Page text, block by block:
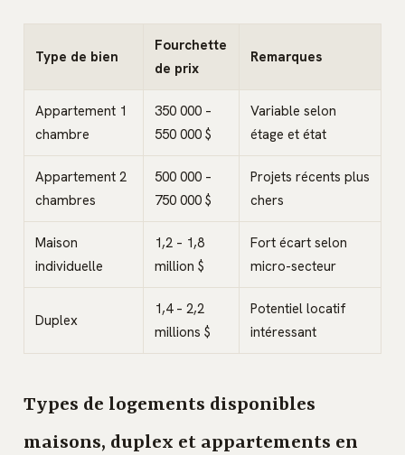
Type de bien
Fourchette
de prix
Remarques
Appartement 1
chambre
350 000 –
550 000 $
Variable selon
étage et état
Appartement 2
chambres
500 000 –
750 000 $
Projets récents plus
chers
Maison
individuelle
1,2 – 1,8
million $
Fort écart selon
micro-secteur
Duplex
1,4 – 2,2
millions $
Potentiel locatif
intéressant
Types de logements disponibles
maisons, duplex et appartements en